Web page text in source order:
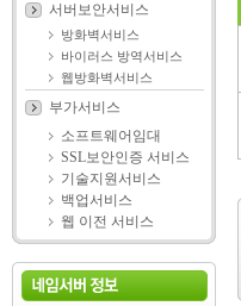
서버보안서비스
방화벽서비스
바이러스 방역서비스
웹방화벽서비스
부가서비스
소프트웨어임대
SSL보안인증 서비스
기술지원서비스
백업서비스
웹 이전 서비스